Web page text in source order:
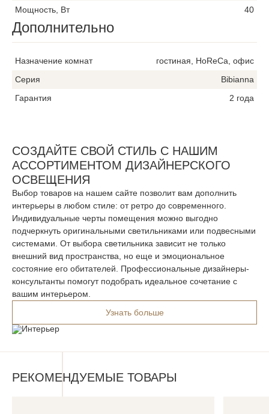
Мощность, Вт
40
Дополнительно
Назначение комнат
гостиная, HoReCa, офис
Серия
Bibianna
Гарантия
2 года
СОЗДАЙТЕ СВОЙ СТИЛЬ С НАШИМ
АССОРТИМЕНТОМ ДИЗАЙНЕРСКОГО
ОСВЕЩЕНИЯ
Выбор товаров на нашем сайте позволит вам дополнить
интерьеры в любом стиле: от ретро до современного.
Индивидуальные черты помещения можно выгодно
подчеркнуть оригинальными светильниками или подвесными
системами. От выбора светильника зависит не только
внешний вид пространства, но еще и эмоциональное
состояние его обитателей. Профессиональные дизайнеры-
консультанты помогут подобрать идеальное сочетание с
вашим интерьером.
Узнать больше
РЕКОМЕНДУЕМЫЕ ТОВАРЫ